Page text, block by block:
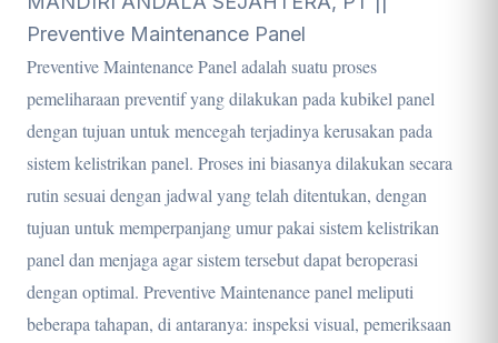
Preventive Maintenance Panel
Preventive Maintenance Panel adalah suatu proses
pemeliharaan preventif yang dilakukan pada kubikel panel
dengan tujuan untuk mencegah terjadinya kerusakan pada
sistem kelistrikan panel. Proses ini biasanya dilakukan secara
rutin sesuai dengan jadwal yang telah ditentukan, dengan
tujuan untuk memperpanjang umur pakai sistem kelistrikan
panel dan menjaga agar sistem tersebut dapat beroperasi
dengan optimal. Preventive Maintenance panel meliputi
beberapa tahapan, di antaranya: inspeksi visual, pemeriksaan